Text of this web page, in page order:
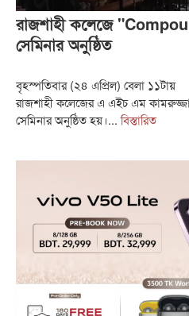
রাজশাহী কলেজে
সেমিনার অনুষ্ঠিত
বৃহস্পতিবার (২৪ এপ্রিল) বেলা ১১টায়
রাজশাহী কলেজের এ এইচ এম
সেমিনার অনুষ্ঠিত হয়।...বিস্তারিত